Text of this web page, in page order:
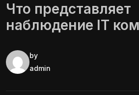
Что представляет
наблюдение IT
by
admin